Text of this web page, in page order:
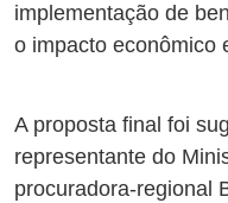
implementação de
o impacto econômico
A proposta final foi
representante do
procuradora-regional